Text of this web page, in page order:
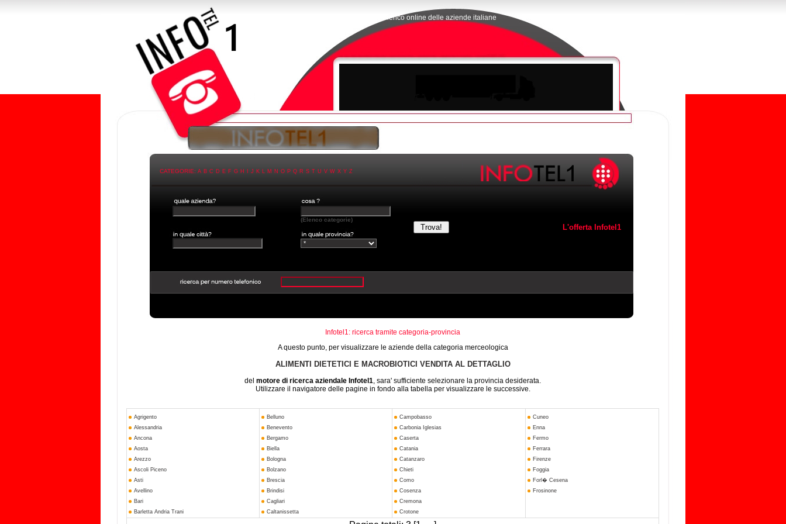
CATEGORIE: A B C D E F G H J K L M N O P Q R S T U V W X Y Z
(Elenco categorie)
L'offerta Infotel1
L'elenco online delle aziende italiane
Infotel1: ricerca tramite categoria-provincia
A questo punto, per visualizzare le aziende della categoria merceologica
ALIMENTI DIETETICI E MACROBIOTICI VENDITA AL DETTAGLIO
del motore di ricerca aziendale Infotel1, sara' sufficiente selezionare la provincia desiderata.
Utilizzare il navigatore delle pagine in fondo alla tabella per visualizzare le successive.
Agrigento
Alessandria
Ancona
Aosta
Arezzo
Ascoli Piceno
Asti
Avellino
Bari
Barletta Andria Trani
Belluno
Benevento
Bergamo
Biella
Bologna
Bolzano
Brescia
Brindisi
Cagliari
Caltanissetta
Campobasso
Carbonia Iglesias
Caserta
Catania
Catanzaro
Chieti
Como
Cosenza
Cremona
Crotone
Cuneo
Enna
Fermo
Ferrara
Firenze
Foggia
Forl� Cesena
Frosinone